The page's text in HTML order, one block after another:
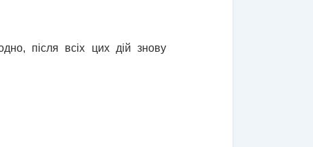
після всіх цих дій знову